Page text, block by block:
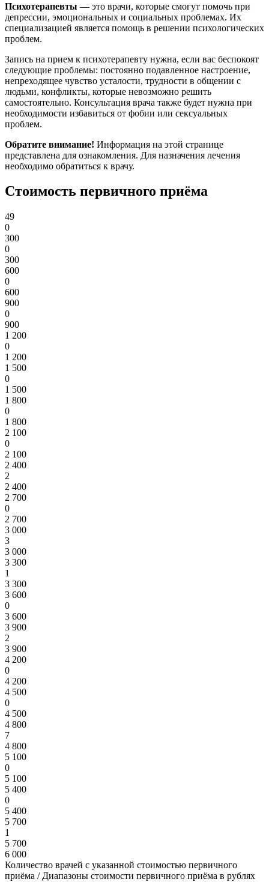
Психотерапевты — это врачи, которые смогут помочь при
депрессии, эмоциональных и социальных проблемах. Их
специализацией является помощь в решении психологических
проблем.
Запись на прием к психотерапевту нужна, если вас беспокоят
следующие проблемы: постоянно подавленное настроение,
непреходящее чувство усталости, трудности в общении с
людьми, конфликты, которые невозможно решить
самостоятельно. Консультация врача также будет нужна при
необходимости избавиться от фобии или сексуальных
проблем.
Обратите внимание! Информация на этой странице
представлена для ознакомления. Для назначения лечения
необходимо обратиться к врачу.
Стоимость первичного приёма
49
0
300
0
300
600
0
600
900
0
900
1 200
0
1 200
1 500
0
1 500
1 800
0
1 800
2 100
0
2 100
2 400
2
2 400
2 700
0
2 700
3 000
3
3 000
3 300
1
3 300
3 600
0
3 600
3 900
2
3 900
4 200
0
4 200
4 500
0
4 500
4 800
7
4 800
5 100
0
5 100
5 400
0
5 400
5 700
1
5 700
6 000
Количество врачей с указанной стоимостью первичного
приёма / Диапазоны стоимости первичного приёма в рублях